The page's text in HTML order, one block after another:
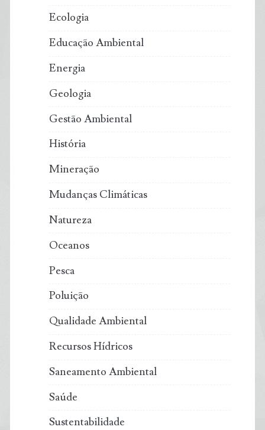
Ecologia
Educação Ambiental
Energia
Geologia
Gestão Ambiental
História
Mineração
Mudanças Climáticas
Natureza
Oceanos
Pesca
Poluição
Qualidade Ambiental
Recursos Hídricos
Saneamento Ambiental
Saúde
Sustentabilidade